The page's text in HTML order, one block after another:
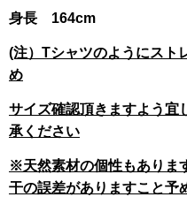
身長 164cm
(注）Tシャツのようにスト
め
サイズ確認頂きますよう宜
承ください
※天然素材の個性もありま
干の誤差がありますこと予